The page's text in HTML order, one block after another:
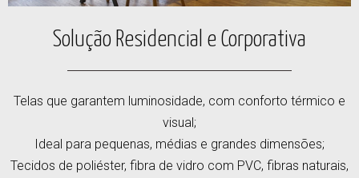
Solução Residencial e Corporativa
Telas que garantem luminosidade, com conforto térmico e
visual;
Ideal para pequenas, médias e grandes dimensões;
Tecidos de poliéster, fibra de vidro com PVC, fibras naturais,